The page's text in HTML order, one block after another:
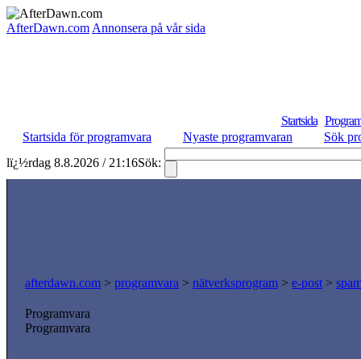
AfterDawn.com Annonsera på vår sida
Startsida
Startsida för programvara
Nyaste programvaran
Sök
lï¿½rdag 8.8.2026 / 21:16Sök:
afterdawn.com > programvara > nätverksprogram > e-post >
Programvara
Programvara